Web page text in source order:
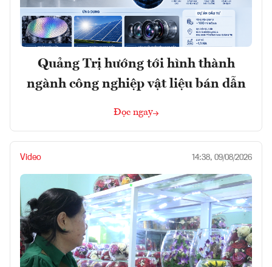
Quảng Trị hướng tới hình thành
ngành công nghiệp vật liệu bán dẫn
Đọc ngay
Video 14:38, 09/08/2026